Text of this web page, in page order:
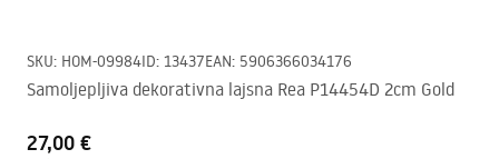
SKU: HOM-09984ID: 13437EAN: 5906366034176
Samoljepljiva dekorativna lajsna Rea P14454D 2cm Gold
27,00 €